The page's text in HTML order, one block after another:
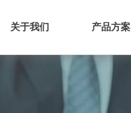
关于我们 产品方案